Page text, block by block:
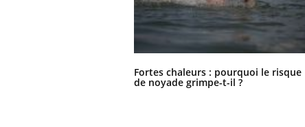
Fortes chaleurs : pourquoi le risque
de noyade grimpe-t-il ?